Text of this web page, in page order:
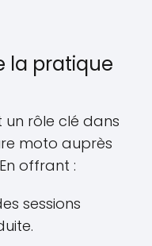
la pratique
un rôle clé dans
moto auprès
offrant :
sessions